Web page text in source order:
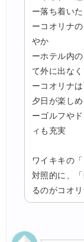
ー落ち着い
ーコオリナ
やか
ーホテル内
て外に出な
ーコオリナ
夕日が楽しめ
ーゴルフや
ィも充実
ワイキキの
対照的に、
るのがコオ